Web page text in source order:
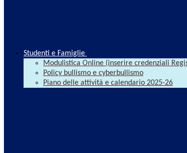
Studenti e Famiglie
Modulistica Online (inserire credenziali
Policy bullismo e cyberbullismo
Piano delle attività e calendario 2025-26